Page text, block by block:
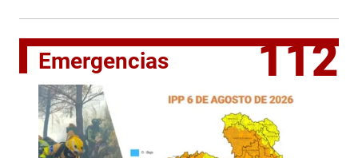
Emergencias 112